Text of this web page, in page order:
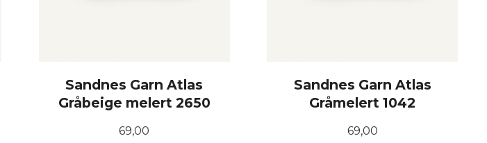
Sandnes Garn Atlas
Gråbeige melert 2650
Pris
69,00
Sandnes Garn Atlas
Gråmelert 1042
Pris
69,00